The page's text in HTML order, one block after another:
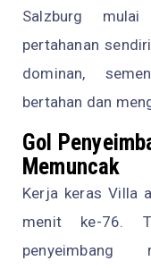
Salzburg
pertahanan
dominan,
bertahan dan
Gol
Memuncak
Kerja keras Villa
menit ke-76.